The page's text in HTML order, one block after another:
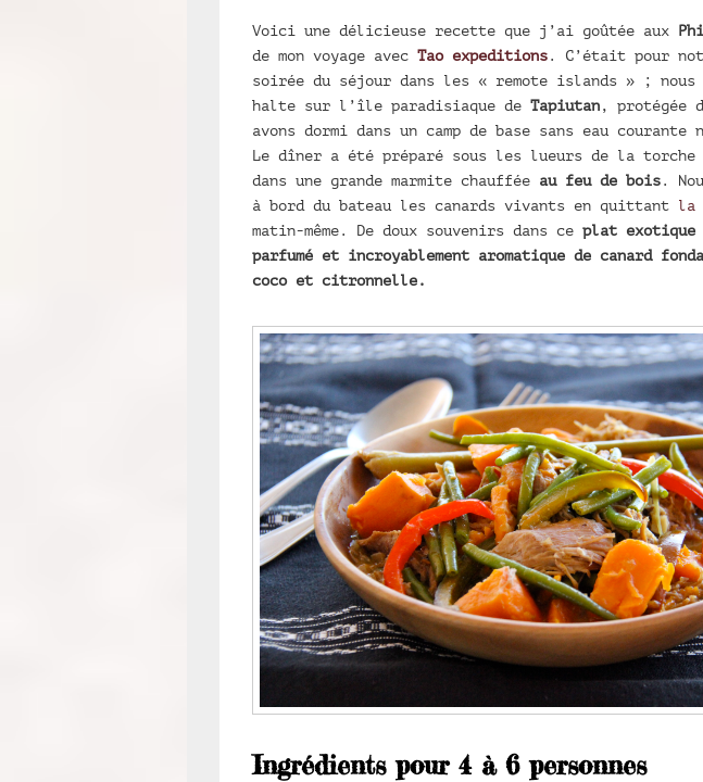
Voici une délicieuse recette que j’ai goûtée aux
de mon voyage avec Tao expeditions. C’était pour
soirée du séjour dans les « remote islands » ;
halte sur l’île paradisiaque de Tapiutan, protégée
avons dormi dans un camp de base sans eau
Le dîner a été préparé sous les lueurs de la
dans une grande marmite chauffée au feu de bois.
à bord du bateau les canards vivants en quittant la
matin-même. De doux souvenirs dans ce plat
parfumé et incroyablement aromatique de canard
coco et citronnelle.
Ingrédients pour 4 à 6 personnes